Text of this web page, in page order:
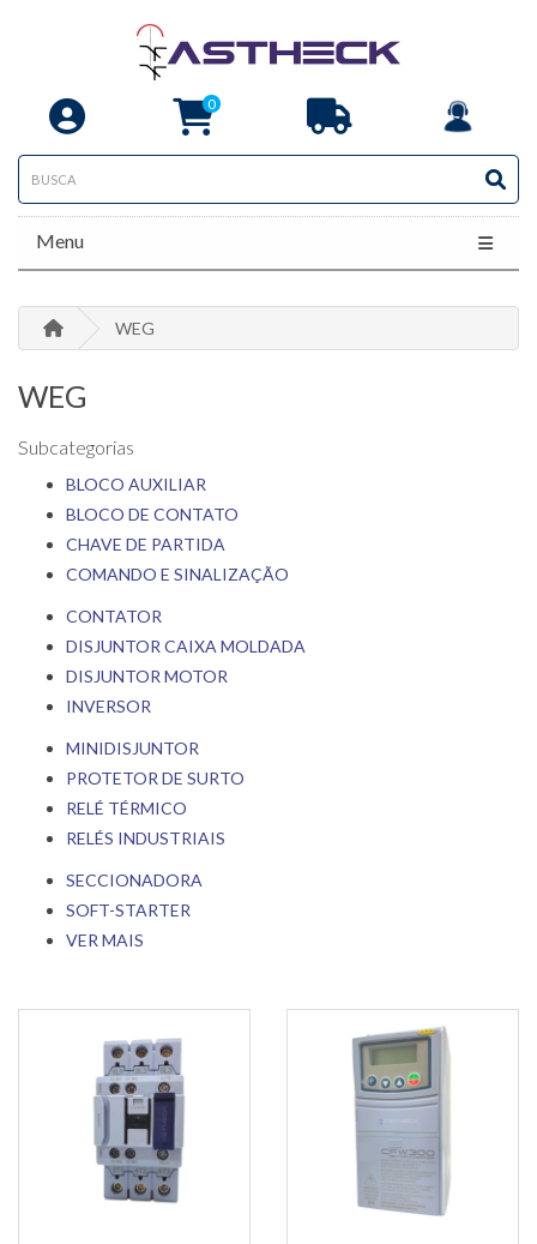
0
Menu
WEG
WEG
Subcategorias
BLOCO AUXILIAR
BLOCO DE CONTATO
CHAVE DE PARTIDA
COMANDO E SINALIZAÇÃO
CONTATOR
DISJUNTOR CAIXA MOLDADA
DISJUNTOR MOTOR
INVERSOR
MINIDISJUNTOR
PROTETOR DE SURTO
RELÉ TÉRMICO
RELÉS INDUSTRIAIS
SECCIONADORA
SOFT-STARTER
VER MAIS